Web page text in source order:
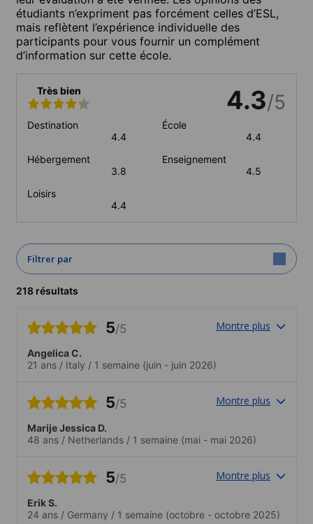
étudiants n’expriment pas forcément celles d’ESL,
mais reflètent l’expérience individuelle des
participants pour vous fournir un complément
d’information sur cette école.
Très bien 4.3/5
Destination
4.4
École
4.4
Hébergement
3.8
Enseignement
4.5
Loisirs
4.4
Filtrer par
218 résultats
5/5 Montre plus
Angelica C.
21 ans / Italy / 1 semaine (juin - juin 2026)
5/5 Montre plus
Marije Jessica D.
48 ans / Netherlands / 1 semaine (mai - mai 2026)
5/5 Montre plus
Erik S.
24 ans / Germany / 1 semaine (octobre - octobre 2025)